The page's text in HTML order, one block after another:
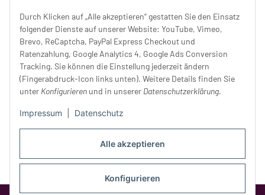
Alle akzeptieren
Konfigurieren
Durch Klicken auf „Alle akzeptieren“ gestatten Sie den Einsatz
folgender Dienste auf unserer Website: YouTube, Vimeo,
Brevo, ReCaptcha, PayPal Express Checkout und
Ratenzahlung, Google Analytics 4, Google Ads Conversion
Tracking. Sie können die Einstellung jederzeit ändern
(Fingerabdruck-Icon links unten). Weitere Details finden Sie
unter Konfigurieren und in unserer Datenschutzerklärung.
Impressum Datenschutz
Samstag:
10 - 14 Uhr
Unser Service
Rechtliches